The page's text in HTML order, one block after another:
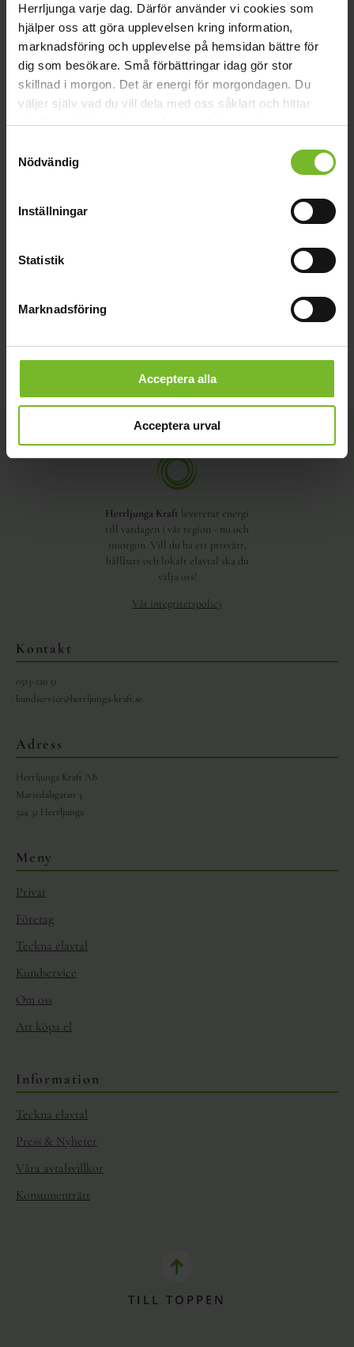
Herrljunga varje dag. Därför använder vi cookies som
hjälper oss att göra upplevelsen kring information,
marknadsföring och upplevelse på hemsidan bättre för
dig som besökare. Små förbättringar idag gör stor
skillnad i morgon. Det är energi för morgondagen. Du
väljer själv vad du vill dela med oss såklart och hittar
ytterligare information om hur vi arbetar med
Nödvändig
Inställningar
Statistik
Marknadsföring
Acceptera alla
Acceptera urval
Herrljunga Kraft levererar energi
till vardagen i vår region - nu och
imorgon. Vill du ha ett prisvärt,
hållbart och lokalt elavtal ska du
välja oss!
Vår integritetspolicy
Kontakt
0513-220 51
kundservice@herrljunga-kraft.se
Adress
Herrljunga Kraft AB
Mariedalsgatan 3
524 31 Herrljunga
Meny
Privat
Företag
Teckna elavtal
Kundservice
Om oss
Att köpa el
Information
Teckna elavtal
Press & Nyheter
Våra avtalsvillkor
Konsumenträtt
TILL TOPPEN